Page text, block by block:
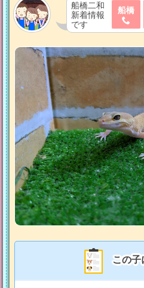
船橋二和
新着情報
です
船橋
この子